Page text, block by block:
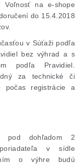
Voľnosť na e-shope
do 15.4.2018
v Súťaži podľa
bez výhrad a s
podľa Pravidiel.
za technické či
počas registrácie a
pod dohľadom 2
v sídle
o výhre budú